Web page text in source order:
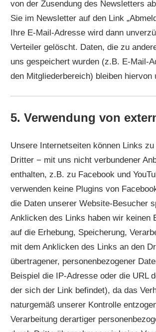
von der Zusendung des Newsletters
Sie im Newsletter auf den Link
Ihre E-Mail-Adresse wird dann
Verteiler gelöscht. Daten, die zu
uns gespeichert wurden (z.B. E-Mail-
den Mitgliederbereich) bleiben hiervon
5. Verwendung von
Unsere Internetseiten können Links
Dritter − mit uns nicht verbundener
enthalten, z.B. zu Facebook und
verwenden keine Plugins von
die Daten unserer Website-Besucher
Anklicken des Links haben wir keinen
auf die Erhebung, Speicherung,
mit dem Anklicken des Links an den
übertragener, personenbezogener
Beispiel die IP-Adresse oder die URL
der sich der Link befindet), da das
naturgemäß unserer Kontrolle
Verarbeitung derartiger